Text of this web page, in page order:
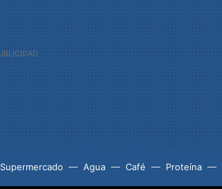
Supermercado Agua Café Proteína